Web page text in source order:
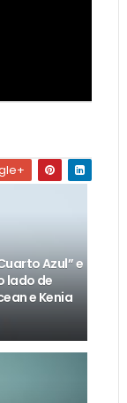
Azul” e
lado de
e Kenia